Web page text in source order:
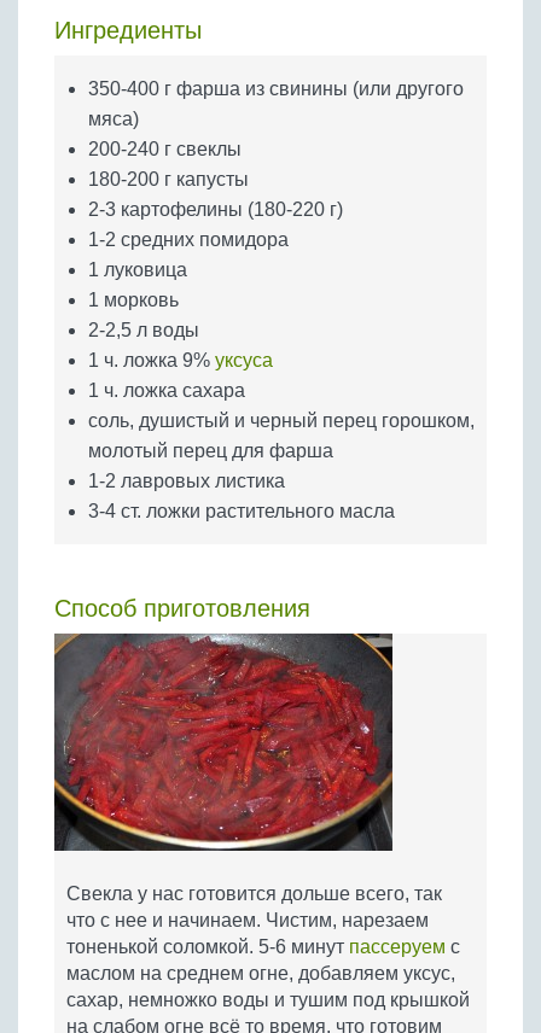
Яйца
Крупы
Ингредиенты
350-400 г фарша из свинины (или другого
мяса)
200-240 г свеклы
180-200 г капусты
2-3 картофелины (180-220 г)
1-2 средних помидора
1 луковица
1 морковь
2-2,5 л воды
1 ч. ложка 9% уксуса
1 ч. ложка сахара
соль, душистый и черный перец горошком,
молотый перец для фарша
1-2 лавровых листика
3-4 ст. ложки растительного масла
Способ приготовления
Свекла у нас готовится дольше всего, так
что с нее и начинаем. Чистим, нарезаем
тоненькой соломкой. 5-6 минут пассеруем с
маслом на среднем огне, добавляем уксус,
сахар, немножко воды и тушим под крышкой
на слабом огне всё то время, что готовим